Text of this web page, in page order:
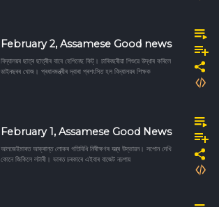
February 2, Assamese Good news
বিদ্যালয়ৰ ছাত্ৰ ছাত্ৰীৰ বাবে হেপিনেছ কিট্। চাৰিবছৰীয়া শিশুৱে উদ্ধাৰ কৰিলে
ডাইনছৰৰ খোজ। প্ৰধানমন্ত্ৰীৰ দ্বাৰা প্ৰশংসিত হল বিদ্যালয়ৰ শিক্ষক
February 1, Assamese Good News
আলজেইমাৰত আক্ৰান্ত লোকৰ গতিবিধি নিৰীক্ষণৰ যন্ত্ৰ উদ্ভাৱন। সপোন দেখি
কোনে জিকিলে লটাৰী। ভাৰত চৰকাৰে এইবাৰ বাজেট নচপায়